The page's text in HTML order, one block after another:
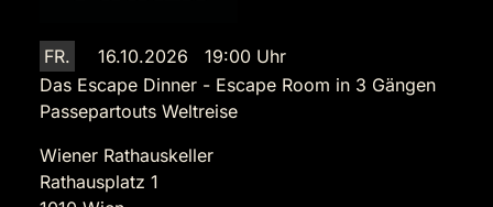
FR.
16.10.2026 19:00 Uhr
Das Escape Dinner - Escape Room in 3 Gängen
Passepartouts Weltreise
Wiener Rathauskeller
Rathausplatz 1